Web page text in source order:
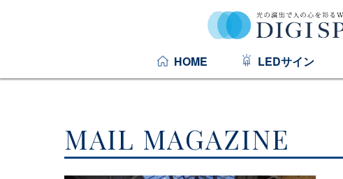
HOME LEDサイン
MAIL MAGAZINE